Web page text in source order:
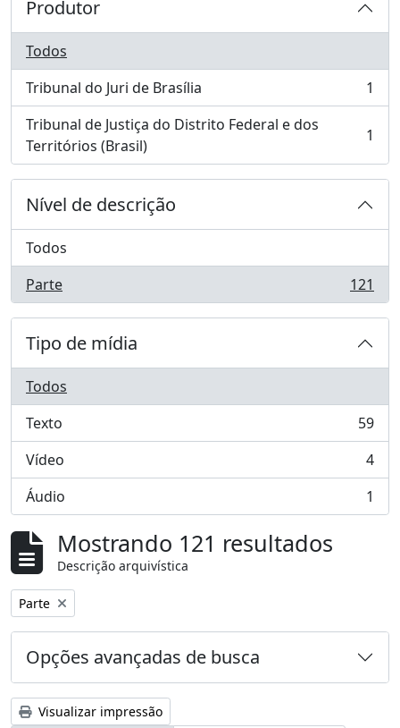
Produtor
Todos
Tribunal do Juri de Brasília
, 1 resultados
1
Tribunal de Justiça do Distrito Federal e dos
Territórios (Brasil)
, 1 resultados 1
Nível de descrição
Todos
Parte
, 121 resultados 121
Tipo de mídia
Todos
Texto
, 59 resultados
59
Vídeo
, 4 resultados
4
Áudio
, 1 resultados 1
Mostrando 121 resultados
Descrição arquivística
Remover filtro:
Parte
Opções avançadas de busca
Visualizar impressão